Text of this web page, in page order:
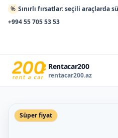
% Sınırlı fırsatlar: seçili araçlarda
+994 55 705 53 53
Rentacar200
rentacar200.az
Süper fiyat